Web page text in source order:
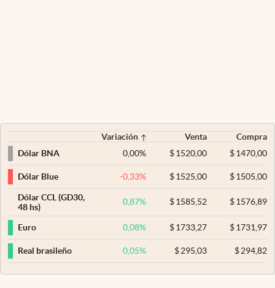
Variación Venta
Compra
Dólar BNA
0,00% $ 1520,00 $1470,00
Dólar Blue -0,33% $ 1525,00 $1505,00
Dólar CCL (GD30,
48 hs)
0,87% $ 1585,52 $1576,89
Euro 0,08% $ 1733,27 $1731,97
Real brasileño 0,05% $ 295,03 $294,82